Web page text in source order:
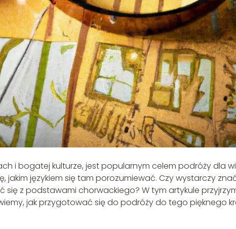
i bogatej kulturze, jest popularnym celem podróży dla
jakim językiem się tam porozumiewać. Czy wystarczy
się z podstawami chorwackiego? W tym artykule
jak przygotować się do podróży do tego pięknego